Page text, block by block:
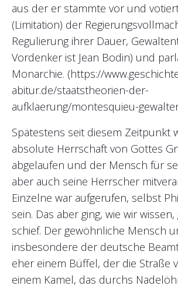
aus der er stammte vor und
(Limitation) der
Regulierung ihrer Dauer,
Vordenker ist Jean Bodin) und
Monarchie. (https://
abitur.de/staatstheorien-der-
aufklaerung/montesquieu-
Spätestens seit diesem Zeitpunkt
absolute Herrschaft von Gottes
abgelaufen und der Mensch für
aber auch seine Herrscher
Einzelne war aufgerufen, selbst
sein. Das aber ging, wie wir
schief. Der gewöhnliche Mensch
insbesondere der deutsche
eher einem Büffel, der die Straße
einem Kamel, das durchs